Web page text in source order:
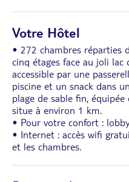
Votre Hôtel
• 272 chambres réparties
cinq étages face au joli lac
accessible par une
piscine et un snack dans
plage de sable fin,
situe à environ 1 km.
• Pour votre confort :
• Internet : accès wifi
et les chambres.